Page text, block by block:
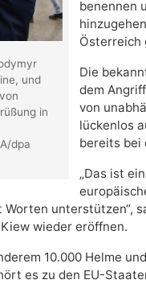
und
in
dpa
benennen
Österreich
Die
dem
von
lückenlos
bereits bei
„Das ist
unterstützen“,
wieder eröffnen.
10.000 Helme
es zu den EU-